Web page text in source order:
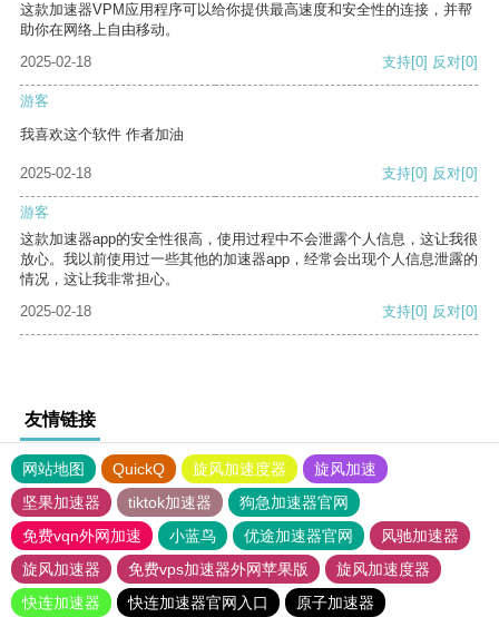
这款加速器VPM应用程序可以给你提供最高速度和安全性的连接，并帮
助你在网络上自由移动。
2025-02-18
支持[0] 反对[0]
游客
我喜欢这个软件 作者加油
2025-02-18 支持[0] 反对[0]
游客
这款加速器app的安全性很高，使用过程中不会泄露个人信息，这让我很
放心。我以前使用过一些其他的加速器app，经常会出现个人信息泄露的
情况，这让我非常担心。
2025-02-18
支持[0] 反对[0]
友情链接
网站地图 QuickQ 旋风加速度器
旋风加速
坚果加速器
tiktok加速器
狗急加速器官网
免费vqn外网加速
小蓝鸟 优途加速器官网
风驰加速器
旋风加速器
免费vps加速器外网苹果版
旋风加速度器
快连加速器
快连加速器官网入口 原子加速器